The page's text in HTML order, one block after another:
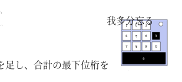
我多分忘る
し、合計の最下位桁を